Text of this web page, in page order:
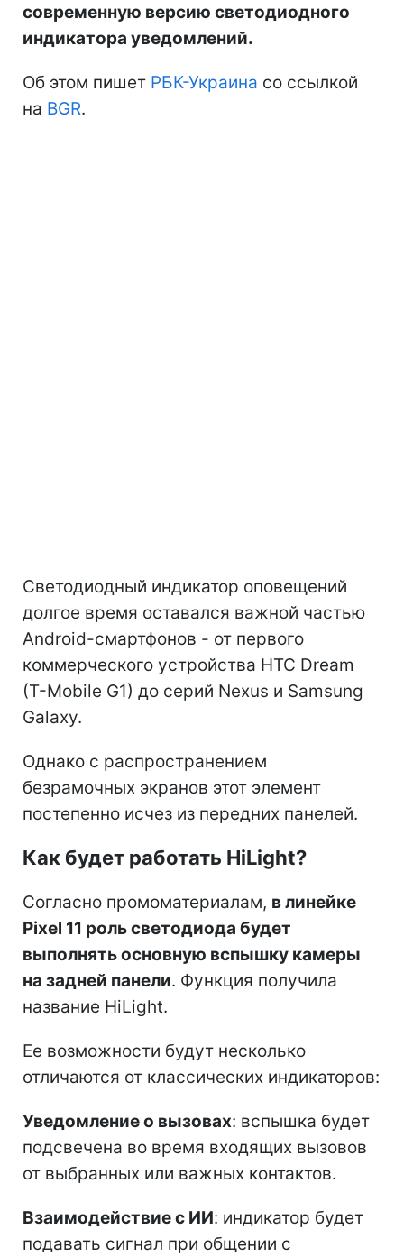
современную версию светодиодного
индикатора уведомлений.
Об этом пишет РБК-Украина со ссылкой
на BGR.
Светодиодный индикатор оповещений
долгое время оставался важной частью
Android-смартфонов - от первого
коммерческого устройства HTC Dream
(T-Mobile G1) до серий Nexus и Samsung
Galaxy.
Однако с распространением
безрамочных экранов этот элемент
постепенно исчез из передних панелей.
Как будет работать HiLight?
Согласно промоматериалам, в линейке
Pixel 11 роль светодиода будет
выполнять основную вспышку камеры
на задней панели. Функция получила
название HiLight.
Ее возможности будут несколько
отличаются от классических индикаторов:
Уведомление о вызовах: вспышка будет
подсвечена во время входящих вызовов
от выбранных или важных контактов.
Взаимодействие с ИИ: индикатор будет
подавать сигнал при общении с